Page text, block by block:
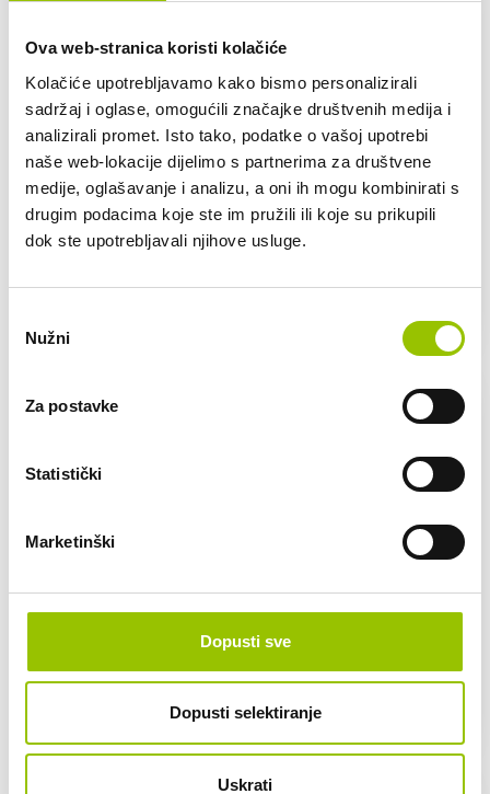
Ova web-stranica koristi kolačiće
Kolačiće upotrebljavamo kako bismo personalizirali
sadržaj i oglase, omogućili značajke društvenih medija i
analizirali promet. Isto tako, podatke o vašoj upotrebi
naše web-lokacije dijelimo s partnerima za društvene
medije, oglašavanje i analizu, a oni ih mogu kombinirati s
drugim podacima koje ste im pružili ili koje su prikupili
dok ste upotrebljavali njihove usluge.
pristanka
Nužni
Za postavke
Statistički
Marketinški
Dopusti sve
Dopusti selektiranje
Uskrati
VW TIGUAN, SEAT
TARRACO 7
SJEDALA
ili slično
MEHANIČKI
MJENJAČ
AUDI A3 SEDAN
ili slično
MEHANIČKI
MJENJAČ
AUDI Q2
MJENJAČ
CIJENA70,00 €
TRAFIC 9 SJEDALA
ili slično
CIJENA